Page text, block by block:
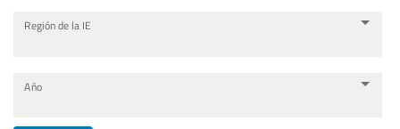
Región de la IE
Año